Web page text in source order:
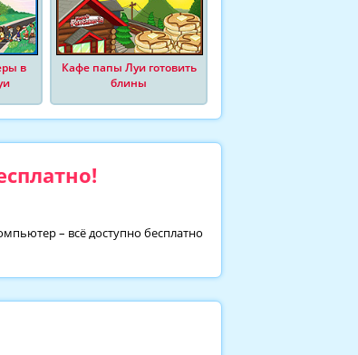
в
Кафе папы Луи готовить
блины
– всё доступно бесплатно